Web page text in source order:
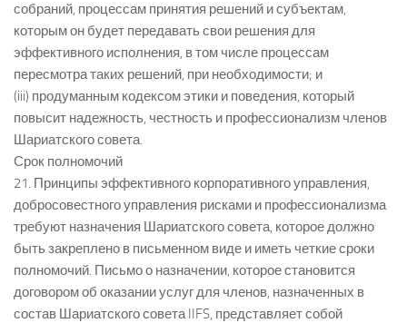
собраний, процессам принятия решений и субъектам,
которым он будет передавать свои решения для
эффективного исполнения, в том числе процессам
пересмотра таких решений, при необходимости; и
(iii) продуманным кодексом этики и поведения, который
повысит надежность, честность и профессионализм членов
Шариатского совета.
Срок полномочий
21. Принципы эффективного корпоративного управления,
добросовестного управления рисками и профессионализма
требуют назначения Шариатского совета, которое должно
быть закреплено в письменном виде и иметь четкие сроки
полномочий. Письмо о назначении, которое становится
договором об оказании услуг для членов, назначенных в
состав Шариатского совета IIFS, представляет собой